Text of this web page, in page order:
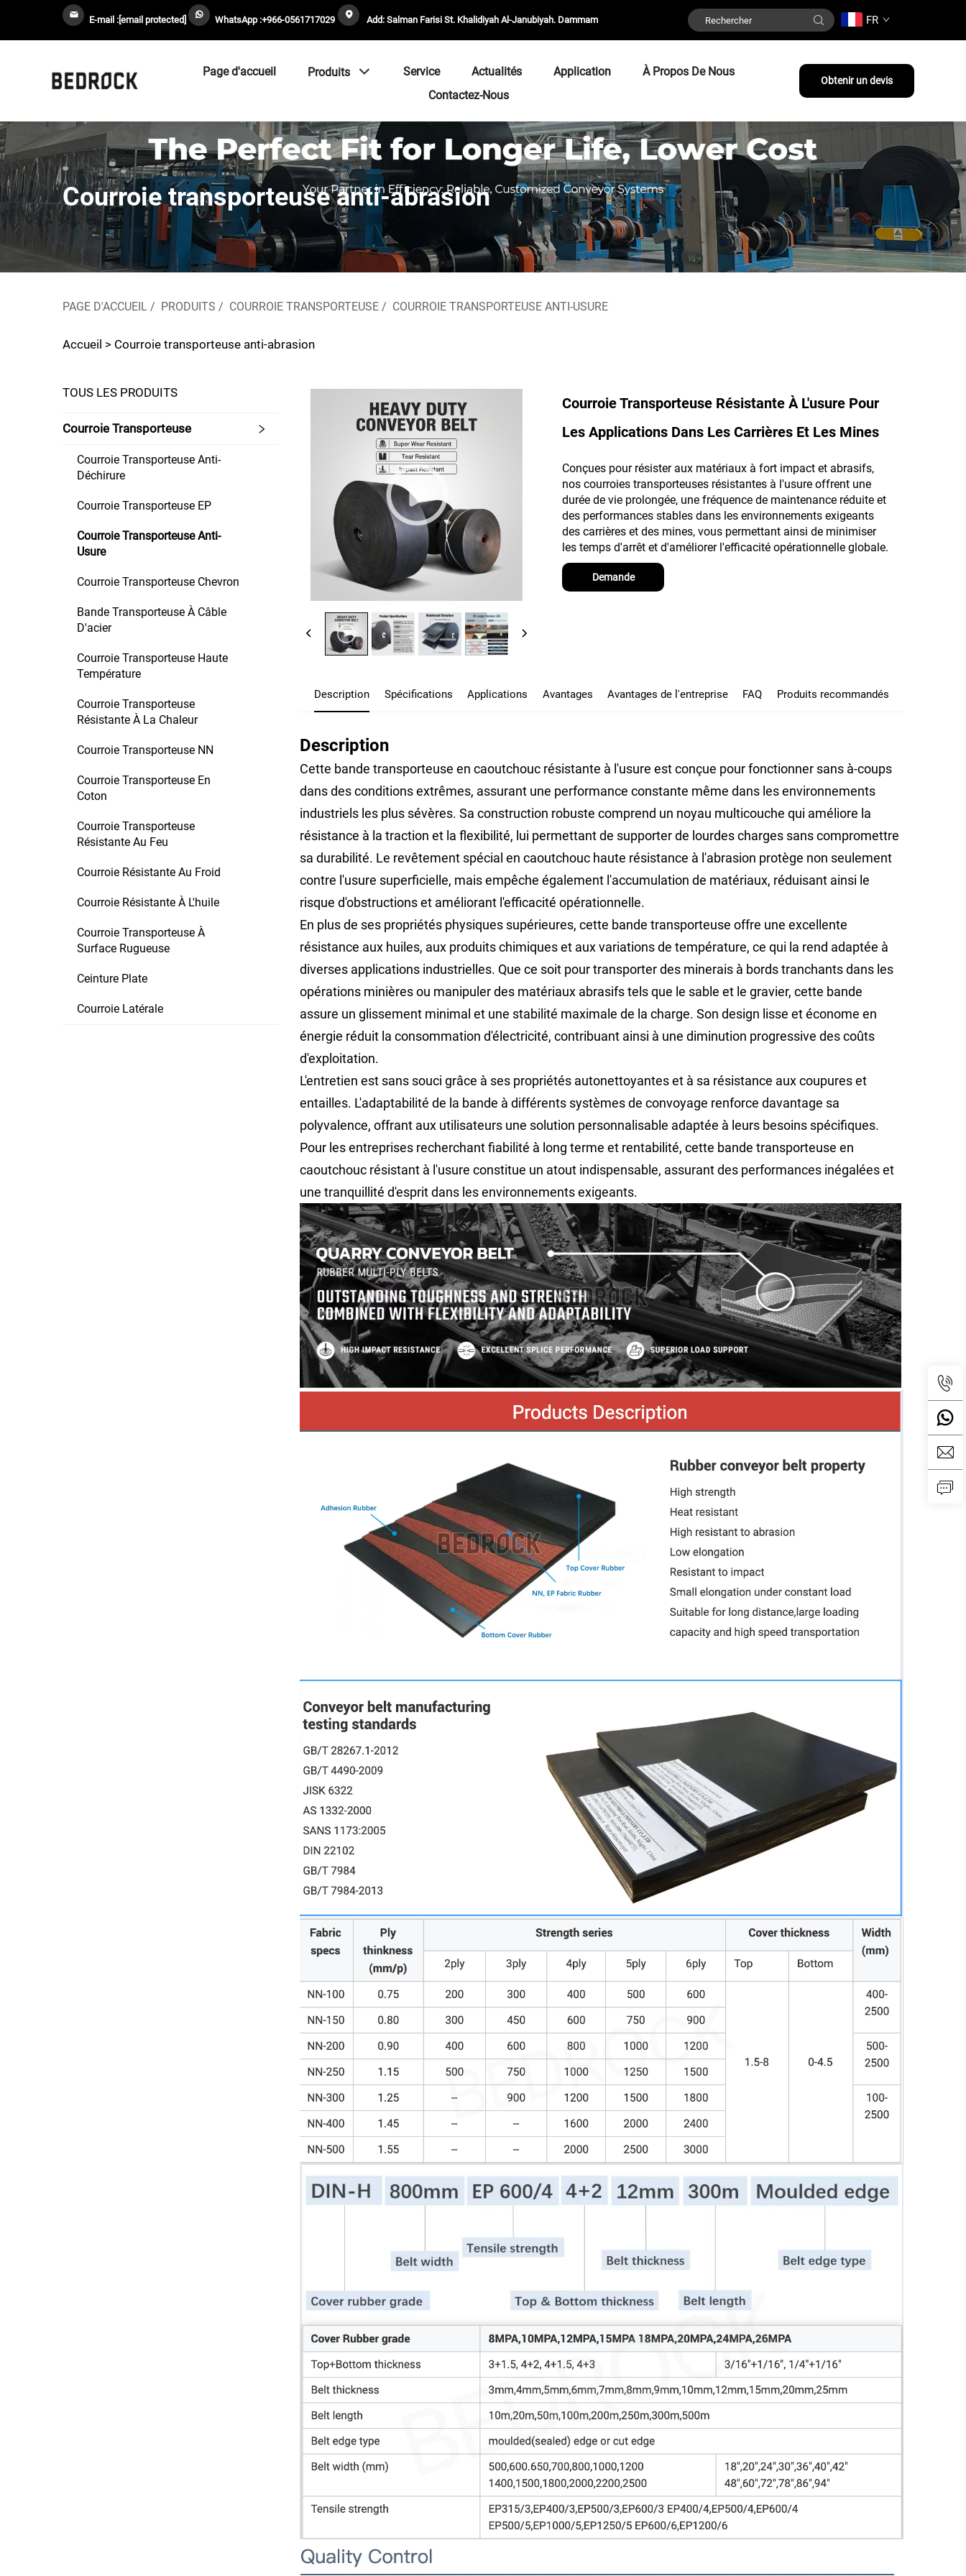
E-mail : [email protected] WhatsApp :+966-0561717029 Add: Salman Farisi St. Khalidiyah Al-Janubiyah. Dammam FR
Page d'accueil Produits Service Actualités Application
À Propos De Nous
Contactez-Nous
Obtenir un devis
Courroie transporteuse anti-abrasion
PAGE D'ACCUEIL / PRODUITS / COURROIE TRANSPORTEUSE / COURROIE TRANSPORTEUSE ANTI-USURE
Accueil > Courroie transporteuse anti-abrasion
TOUS LES PRODUITS
Courroie Transporteuse
Courroie Transporteuse Anti-
Déchirure
Courroie Transporteuse EP
Courroie Transporteuse Anti-
Usure
Courroie Transporteuse Chevron
Bande Transporteuse À Câble
D'acier
Courroie Transporteuse Haute
Température
Courroie Transporteuse
Résistante À La Chaleur
Courroie Transporteuse NN
Courroie Transporteuse En
Coton
Courroie Transporteuse
Résistante Au Feu
Courroie Résistante Au Froid
Courroie Résistante À L'huile
Courroie Transporteuse À
Surface Rugueuse
Ceinture Plate
Courroie Latérale
Courroie Transporteuse Résistante À L'usure Pour
Les Applications Dans Les Carrières Et Les Mines
Conçues pour résister aux matériaux à fort impact et abrasifs,
nos courroies transporteuses résistantes à l'usure offrent une
durée de vie prolongée, une fréquence de maintenance réduite et
des performances stables dans les environnements exigeants
des carrières et des mines, vous permettant ainsi de minimiser
les temps d'arrêt et d'améliorer l'efficacité opérationnelle globale.
Demande
Description Spécifications Applications Avantages Avantages de l'entreprise FAQ Produits recommandés
Description
Cette bande transporteuse en caoutchouc résistante à l'usure est conçue pour fonctionner sans à-coups
dans des conditions extrêmes, assurant une performance constante même dans les environnements
industriels les plus sévères. Sa construction robuste comprend un noyau multicouche qui améliore la
résistance à la traction et la flexibilité, lui permettant de supporter de lourdes charges sans compromettre
sa durabilité. Le revêtement spécial en caoutchouc haute résistance à l'abrasion protège non seulement
contre l'usure superficielle, mais empêche également l'accumulation de matériaux, réduisant ainsi le
risque d'obstructions et améliorant l'efficacité opérationnelle.
En plus de ses propriétés physiques supérieures, cette bande transporteuse offre une excellente
résistance aux huiles, aux produits chimiques et aux variations de température, ce qui la rend adaptée à
diverses applications industrielles. Que ce soit pour transporter des minerais à bords tranchants dans les
opérations minières ou manipuler des matériaux abrasifs tels que le sable et le gravier, cette bande
assure un glissement minimal et une stabilité maximale de la charge. Son design lisse et économe en
énergie réduit la consommation d'électricité, contribuant ainsi à une diminution progressive des coûts
d'exploitation.
L'entretien est sans souci grâce à ses propriétés autonettoyantes et à sa résistance aux coupures et
entailles. L'adaptabilité de la bande à différents systèmes de convoyage renforce davantage sa
polyvalence, offrant aux utilisateurs une solution personnalisable adaptée à leurs besoins spécifiques.
Pour les entreprises recherchant fiabilité à long terme et rentabilité, cette bande transporteuse en
caoutchouc résistant à l'usure constitue un atout indispensable, assurant des performances inégalées et
une tranquillité d'esprit dans les environnements exigeants.